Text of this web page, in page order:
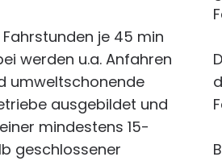
je 45 min
werden u.a. Anfahren
umweltschonende
ausgebildet und
mindestens 15-
geschlossener